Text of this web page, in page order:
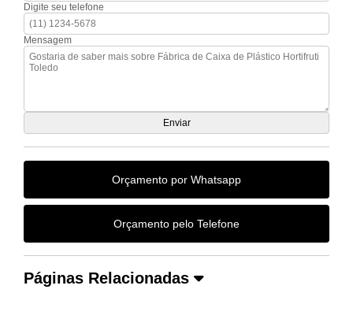
Digite seu telefone
Mensagem
Orçamento por Whatsapp
Orçamento pelo Telefone
Páginas Relacionadas